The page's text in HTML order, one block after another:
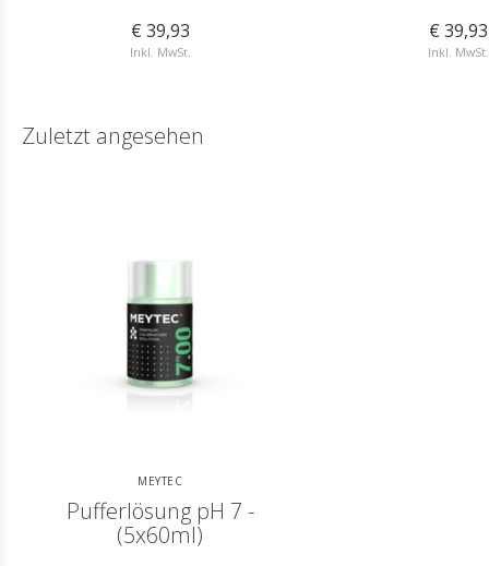
€ 39,93
Inkl. MwSt.
€ 39,93
Inkl. MwSt.
Zuletzt angesehen
MEYTEC
Pufferlösung pH 7 -
(5x60ml)